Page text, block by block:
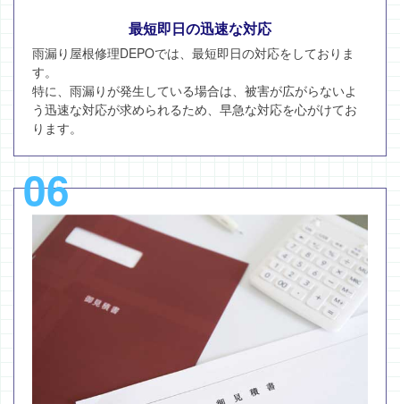
最短即日の迅速な対応
雨漏り屋根修理DEPOでは、最短即日の対応をしておりま
す。
特に、雨漏りが発生している場合は、被害が広がらないよ
う迅速な対応が求められるため、早急な対応を心がけてお
ります。
06